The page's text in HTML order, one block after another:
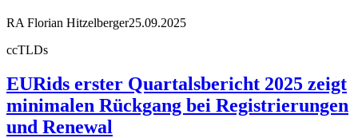
RA Florian Hitzelberger25.09.2025
ccTLDs
EURids erster Quartalsbericht 2025 zeigt
minimalen Rückgang bei Registrierungen
und Renewal